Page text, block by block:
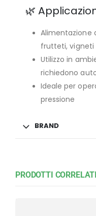
🌿
Alimentazione
frutteti, vigneti
Utilizzo in
richiedono
Ideale per
pressione
BRAND
PRODOTTI CORRELATI